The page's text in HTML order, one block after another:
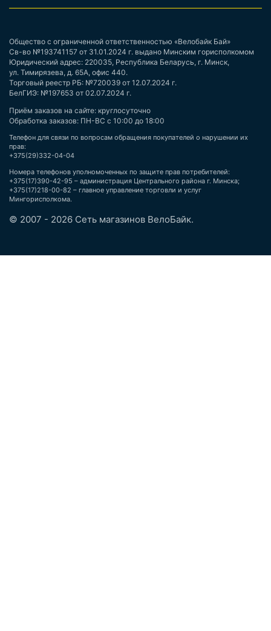
Общество с ограниченной ответственностью «Велобайк Бай»
Св-во №193741157 от 31.01.2024 г. выдано Минским горисполкомом
Юридический адрес: 220035, Республика Беларусь, г. Минск,
ул. Тимирязева, д. 65А, офис 440.
Торговый реестр РБ: №720039 от 12.07.2024 г.
БелГИЭ: №197653 от 02.07.2024 г.
Приём заказов на сайте: круглосуточно
Обработка заказов: ПН-ВС с 10:00 до 18:00
Телефон для связи по вопросам обращения покупателей о нарушении их
прав:
+375(29)332-04-04
Номера телефонов уполномоченных по защите прав потребителей:
+375(17)390-42-95 – администрация Центрального района г. Минска;
+375(17)218-00-82 – главное управление торговли и услуг
Мингорисполкома.
© 2007 - 2026 Сеть магазинов ВелоБайк.